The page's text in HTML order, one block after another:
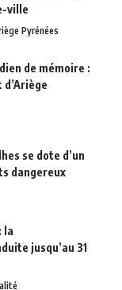
ville
Pyrénées
de mémoire :
se dote d’un
dangereux
la
jusqu’au 31